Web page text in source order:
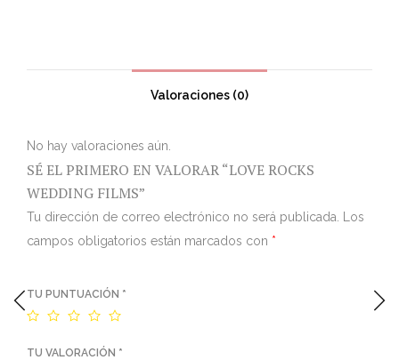
Valoraciones (0)
No hay valoraciones aún.
SÉ EL PRIMERO EN VALORAR “LOVE ROCKS
WEDDING FILMS”
Tu dirección de correo electrónico no será publicada.
Los
campos obligatorios están marcados con *
TU PUNTUACIÓN *
TU VALORACIÓN *